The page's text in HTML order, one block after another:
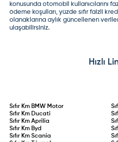
konusunda otomobil kullanıcılarını
ödeme koşulları, yüzde sıfır faizli
olanaklarına aylık güncellenen
ulaşabilirsiniz.
Hızlı
Sıfır Km BMW Motor
Sıfır Km Ducati
Sıfır KmAprilia
Sıfır Km Byd
Sıfır KmScania